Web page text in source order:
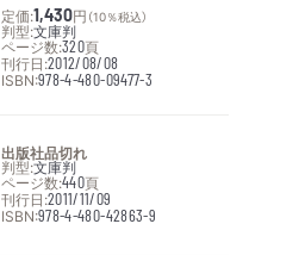
定価:1,430円 （10％税込）
判型:文庫判
ページ数:320頁
刊行日:2012/08/08
ISBN:978-4-480-09477-3
出版社品切れ
判型:文庫判
ページ数:440頁
刊行日:2011/11/09
ISBN:978-4-480-42863-9